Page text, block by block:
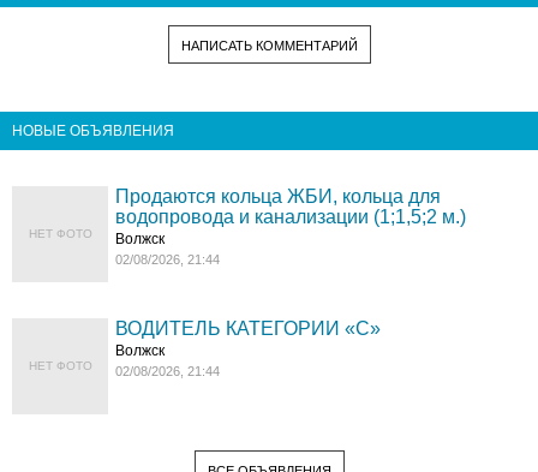
НАПИСАТЬ КОММЕНТАРИЙ
НОВЫЕ ОБЪЯВЛЕНИЯ
НЕТ ФОТО
Продаются кольца ЖБИ, кольца для
водопровода и канализации (1;1,5;2 м.)
Волжск
02/08/2026, 21:44
НЕТ ФОТО
ВОДИТЕЛЬ КАТЕГОРИИ «C»
Волжск
02/08/2026, 21:44